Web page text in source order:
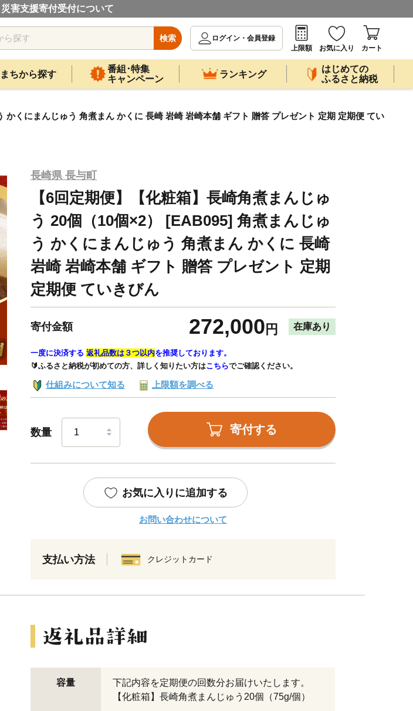
害支援寄付受付について
検索
ログイン・会員登録
上限額
お気に入り カート
まちから探す
番組･特集
キャンペーン
ランキング
はじめての
ふるさと納税
くにまんじゅう 角煮まん かくに 長崎 岩崎 岩崎本舗 ギフト 贈答 プレゼント 定期 定期便 てい
長崎県 長与町
【6回定期便】【化粧箱】長崎角煮まんじゅ
う 20個（10個×2） [EAB095] 角煮まんじゅ
う かくにまんじゅう 角煮まん かくに 長崎
岩崎 岩崎本舗 ギフト 贈答 プレゼント 定期
定期便 ていきびん
寄付金額 272,000 円 在庫あり
一度に決済する 返礼品数は３つ以内を推奨しております。
🔰ふるさと納税が初めての方、詳しく知りたい方はこちらでご確認ください。
仕組みについて知る 上限額を調べる
数量 寄付する
お気に入りに追加する
お問い合わせについて
支払い方法 クレジットカード
容量
下記内容を定期便の回数分お届けいたします。
【化粧箱】長崎角煮まんじゅう20個（75g/個）